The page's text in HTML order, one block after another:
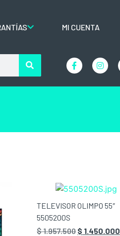
MI CUENTA
TELEVISOR OLIMPO 55″
5505200S
$1.957.500$ 1.450.000